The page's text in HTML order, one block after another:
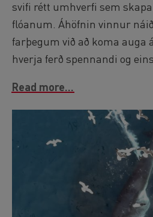
svifi rétt umhverfi sem
flóanum. Áhöfnin vinnur
farþegum við að koma auga
hverja ferð spennandi og
Read more...